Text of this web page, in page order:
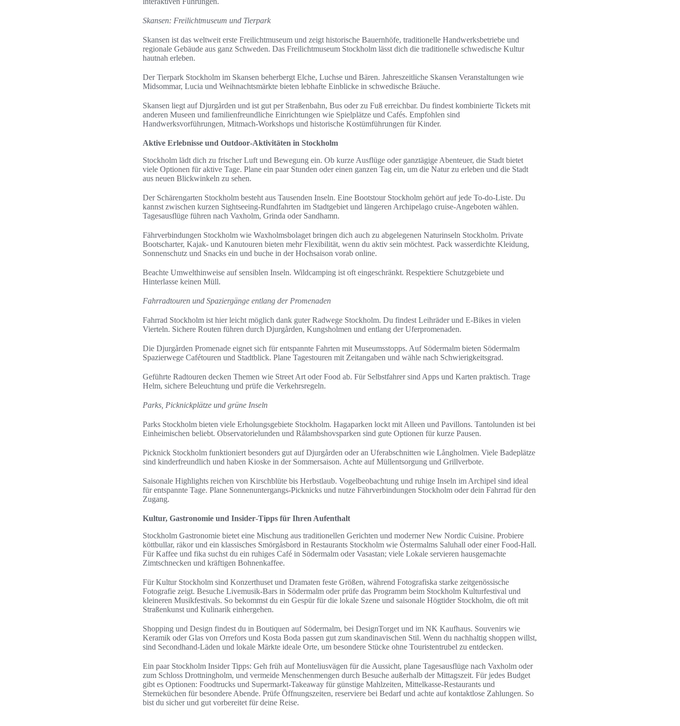
Skansen: Freilichtmuseum und Tierpark
Skansen ist das weltweit erste Freilichtmuseum und zeigt historische Bauernhöfe, traditionelle Handwerksbetriebe und
regionale Gebäude aus ganz Schweden. Das Freilichtmuseum Stockholm lässt dich die traditionelle schwedische Kultur
hautnah erleben.
Der Tierpark Stockholm im Skansen beherbergt Elche, Luchse und Bären. Jahreszeitliche Skansen Veranstaltungen wie
Midsommar, Lucia und Weihnachtsmärkte bieten lebhafte Einblicke in schwedische Bräuche.
Skansen liegt auf Djurgården und ist gut per Straßenbahn, Bus oder zu Fuß erreichbar. Du findest kombinierte Tickets mit
anderen Museen und familienfreundliche Einrichtungen wie Spielplätze und Cafés. Empfohlen sind
Handwerksvorführungen, Mitmach-Workshops und historische Kostümführungen für Kinder.
Aktive Erlebnisse und Outdoor‑Aktivitäten in Stockholm
Stockholm lädt dich zu frischer Luft und Bewegung ein. Ob kurze Ausflüge oder ganztägige Abenteuer, die Stadt bietet
viele Optionen für aktive Tage. Plane ein paar Stunden oder einen ganzen Tag ein, um die Natur zu erleben und die Stadt
aus neuen Blickwinkeln zu sehen.
Der Schärengarten Stockholm besteht aus Tausenden Inseln. Eine Bootstour Stockholm gehört auf jede To‑do‑Liste. Du
kannst zwischen kurzen Sightseeing-Rundfahrten im Stadtgebiet und längeren Archipelago cruise‑Angeboten wählen.
Tagesausflüge führen nach Vaxholm, Grinda oder Sandhamn.
Fährverbindungen Stockholm wie Waxholmsbolaget bringen dich auch zu abgelegenen Naturinseln Stockholm. Private
Bootscharter, Kajak- und Kanutouren bieten mehr Flexibilität, wenn du aktiv sein möchtest. Pack wasserdichte Kleidung,
Sonnenschutz und Snacks ein und buche in der Hochsaison vorab online.
Beachte Umwelthinweise auf sensiblen Inseln. Wildcamping ist oft eingeschränkt. Respektiere Schutzgebiete und
Hinterlasse keinen Müll.
Fahrradtouren und Spaziergänge entlang der Promenaden
Fahrrad Stockholm ist hier leicht möglich dank guter Radwege Stockholm. Du findest Leihräder und E‑Bikes in vielen
Vierteln. Sichere Routen führen durch Djurgården, Kungsholmen und entlang der Uferpromenaden.
Die Djurgården Promenade eignet sich für entspannte Fahrten mit Museumsstopps. Auf Södermalm bieten Södermalm
Spazierwege Cafétouren und Stadtblick. Plane Tagestouren mit Zeitangaben und wähle nach Schwierigkeitsgrad.
Geführte Radtouren decken Themen wie Street Art oder Food ab. Für Selbstfahrer sind Apps und Karten praktisch. Trage
Helm, sichere Beleuchtung und prüfe die Verkehrsregeln.
Parks, Picknickplätze und grüne Inseln
Parks Stockholm bieten viele Erholungsgebiete Stockholm. Hagaparken lockt mit Alleen und Pavillons. Tantolunden ist bei
Einheimischen beliebt. Observatorielunden und Rålambshovsparken sind gute Optionen für kurze Pausen.
Picknick Stockholm funktioniert besonders gut auf Djurgården oder an Uferabschnitten wie Långholmen. Viele Badeplätze
sind kinderfreundlich und haben Kioske in der Sommersaison. Achte auf Müllentsorgung und Grillverbote.
Saisonale Highlights reichen von Kirschblüte bis Herbstlaub. Vogelbeobachtung und ruhige Inseln im Archipel sind ideal
für entspannte Tage. Plane Sonnenuntergangs‑Picknicks und nutze Fährverbindungen Stockholm oder dein Fahrrad für den
Zugang.
Kultur, Gastronomie und Insider‑Tipps für Ihren Aufenthalt
Stockholm Gastronomie bietet eine Mischung aus traditionellen Gerichten und moderner New Nordic Cuisine. Probiere
köttbullar, räkor und ein klassisches Smörgåsbord in Restaurants Stockholm wie Östermalms Saluhall oder einer Food‑Hall.
Für Kaffee und fika suchst du ein ruhiges Café in Södermalm oder Vasastan; viele Lokale servieren hausgemachte
Zimtschnecken und kräftigen Bohnenkaffee.
Für Kultur Stockholm sind Konzerthuset und Dramaten feste Größen, während Fotografiska starke zeitgenössische
Fotografie zeigt. Besuche Livemusik‑Bars in Södermalm oder prüfe das Programm beim Stockholm Kulturfestival und
kleineren Musikfestivals. So bekommst du ein Gespür für die lokale Szene und saisonale Högtider Stockholm, die oft mit
Straßenkunst und Kulinarik einhergehen.
Shopping und Design findest du in Boutiquen auf Södermalm, bei DesignTorget und im NK Kaufhaus. Souvenirs wie
Keramik oder Glas von Orrefors und Kosta Boda passen gut zum skandinavischen Stil. Wenn du nachhaltig shoppen willst,
sind Secondhand‑Läden und lokale Märkte ideale Orte, um besondere Stücke ohne Touristentrubel zu entdecken.
Ein paar Stockholm Insider Tipps: Geh früh auf Monteliusvägen für die Aussicht, plane Tagesausflüge nach Vaxholm oder
zum Schloss Drottningholm, und vermeide Menschenmengen durch Besuche außerhalb der Mittagszeit. Für jedes Budget
gibt es Optionen: Foodtrucks und Supermarkt‑Takeaway für günstige Mahlzeiten, Mittelkasse‑Restaurants und
Sterneküchen für besondere Abende. Prüfe Öffnungszeiten, reserviere bei Bedarf und achte auf kontaktlose Zahlungen. So
bist du sicher und gut vorbereitet für deine Reise.